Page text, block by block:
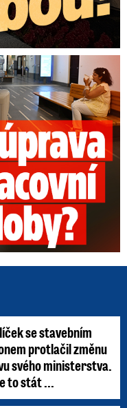
pracovní doby?
se stavebním
protlačil změnu
svého ministerstva.
to stát ...